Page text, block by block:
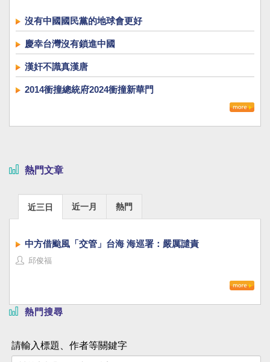
沒有中國國民黨的地球會更好
慶幸台灣沒有鎖進中國
漢奸不識真漢唐
2014衝撞總統府2024衝撞新華門
熱門文章
近三日 近一月 熱門
中方借颱風「交管」台海 海巡署：嚴厲譴責
邱俊福
熱門搜尋
請輸入標題、作者等關鍵字